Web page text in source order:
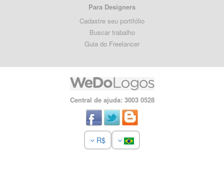
Para Designers
Cadastre seu portifólio
Buscar trabalho
Guia do Freelancer
Central de ajuda: 3003 0528
R$